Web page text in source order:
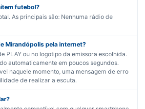
futebol?
As principais são: Nenhuma rádio de
Mirandópolis pela internet?
PLAY ou no logotipo da emissora escolhida.
automaticamente em poucos segundos.
naquele momento, uma mensagem de erro
de realizar a escuta.